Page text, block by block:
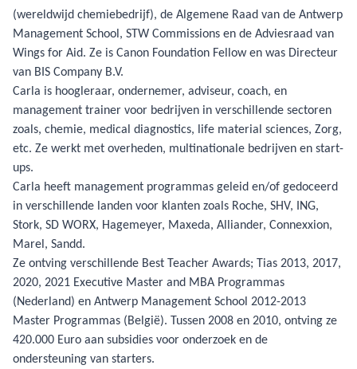
(wereldwijd chemiebedrijf), de Algemene Raad van de Antwerp
Management School, STW Commissions en de Adviesraad van
Wings for Aid. Ze is Canon Foundation Fellow en was Directeur
van BIS Company B.V.
Carla is hoogleraar, ondernemer, adviseur, coach, en
management trainer voor bedrijven in verschillende sectoren
zoals, chemie, medical diagnostics, life material sciences, Zorg,
etc. Ze werkt met overheden, multinationale bedrijven en start-
ups.
Carla heeft management programmas geleid en/of gedoceerd
in verschillende landen voor klanten zoals Roche, SHV, ING,
Stork, SD WORX, Hagemeyer, Maxeda, Alliander, Connexxion,
Marel, Sandd.
Ze ontving verschillende Best Teacher Awards; Tias 2013, 2017,
2020, 2021 Executive Master and MBA Programmas
(Nederland) en Antwerp Management School 2012-2013
Master Programmas (België). Tussen 2008 en 2010, ontving ze
420.000 Euro aan subsidies voor onderzoek en de
ondersteuning van starters.